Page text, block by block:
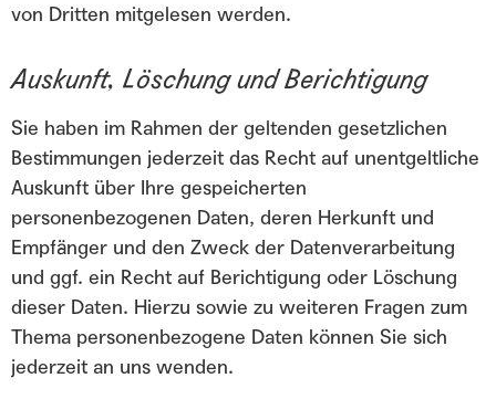
von Dritten mitgelesen werden.
Auskunft, Löschung und Berichtigung
Sie haben im Rahmen der geltenden gesetzlichen
Bestimmungen jederzeit das Recht auf unentgeltliche
Auskunft über Ihre gespeicherten
personenbezogenen Daten, deren Herkunft und
Empfänger und den Zweck der Datenverarbeitung
und ggf. ein Recht auf Berichtigung oder Löschung
dieser Daten. Hierzu sowie zu weiteren Fragen zum
Thema personenbezogene Daten können Sie sich
jederzeit an uns wenden.